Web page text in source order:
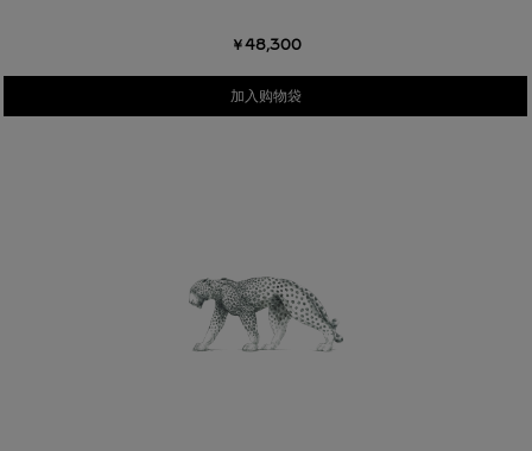
￥48,300
加入购物袋